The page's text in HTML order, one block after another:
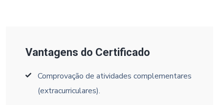
Vantagens do Certificado
Comprovação de atividades complementares
(extracurriculares).